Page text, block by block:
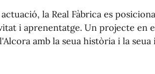
la Real Fàbrica es
i aprenentatge. Un projecte en
amb la seua història i la